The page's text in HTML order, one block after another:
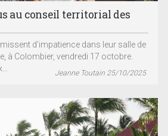
au conseil territorial des
d’impatience dans leur salle de
à Colombier, vendredi 17 octobre.
Jeanne Toutain 25/10/2025